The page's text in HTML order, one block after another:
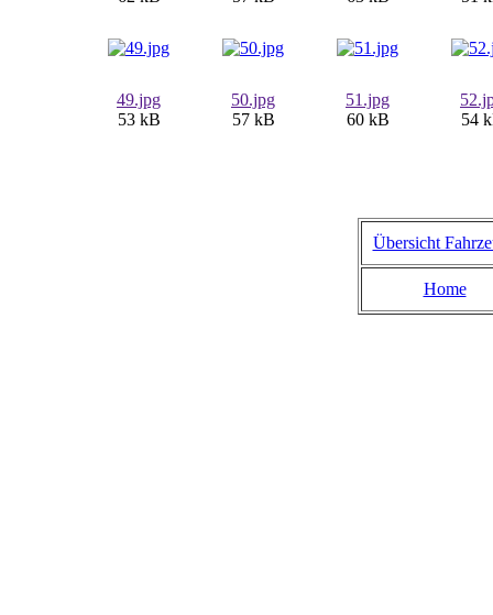
49.jpg
53 kB
50.jpg
57 kB
51.jpg
60 kB
54
Übersicht
Home